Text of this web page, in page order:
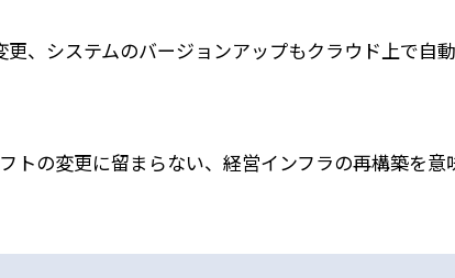
、システムのバージョンアップもクラウド上で自
の変更に留まらない、経営インフラの再構築を意